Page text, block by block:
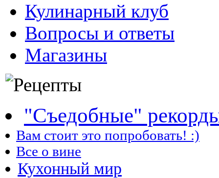
Кулинарный клуб
Вопросы и ответы
Магазины
"Съедобные"
Вам стоит это попробовать! :)
Все о вине
Кухонный мир